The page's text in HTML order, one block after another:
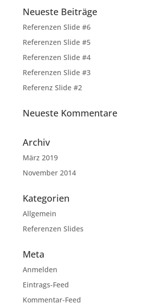
Neueste Beiträge
Referenzen Slide #6
Referenzen Slide #5
Referenzen Slide #4
Referenzen Slide #3
Referenz Slide #2
Neueste Kommentare
Archiv
März 2019
November 2014
Kategorien
Allgemein
Referenzen Slides
Meta
Anmelden
Eintrags-Feed
Kommentar-Feed